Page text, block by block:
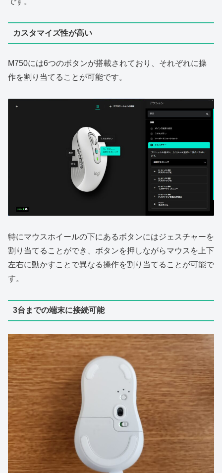
カスタマイズ性が高い
M750には6つのボタンが搭載されており、それぞれに操
作を割り当てることが可能です。
特にマウスホイールの下にあるボタンにはジェスチャーを
割り当てることができ、ボタンを押しながらマウスを上下
左右に動かすことで異なる操作を割り当てることが可能で
す。
3台までの端末に接続可能